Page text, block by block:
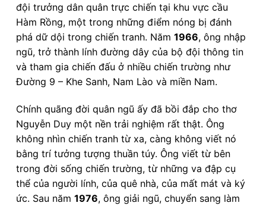
đội trưởng dân quân trực chiến tại khu vực cầu
Hàm Rồng, một trong những điểm nóng bị đánh
phá dữ dội trong chiến tranh. Năm 1966, ông nhập
ngũ, trở thành lính đường dây của bộ đội thông tin
và tham gia chiến đấu ở nhiều chiến trường như
Đường 9 – Khe Sanh, Nam Lào và miền Nam.
Chính quãng đời quân ngũ ấy đã bồi đắp cho thơ
Nguyễn Duy một nền trải nghiệm rất thật. Ông
không nhìn chiến tranh từ xa, càng không viết nó
bằng trí tưởng tượng thuần túy. Ông viết từ bên
trong đời sống chiến trường, từ những va đập cụ
thể của người lính, của quê nhà, của mất mát và ký
ức. Sau năm 1976, ông giải ngũ, chuyển sang làm